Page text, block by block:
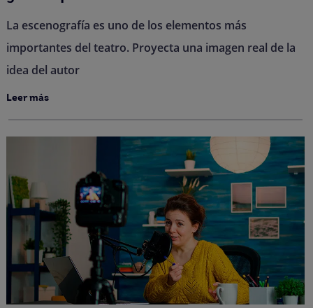
La escenografía es uno de los elementos más
importantes del teatro. Proyecta una imagen real de la
idea del autor
Leer más